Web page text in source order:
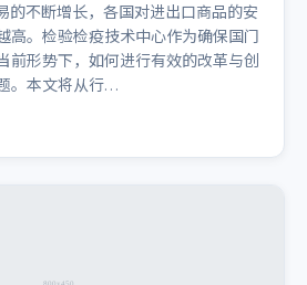
的不断增长，各国对进出口商品的安
高。检验检疫技术中心作为确保国门
前形势下，如何进行有效的改革与创
。本文将从行…